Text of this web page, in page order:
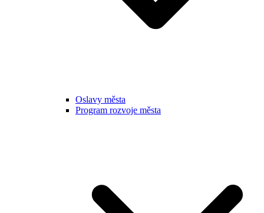
Oslavy města
Program rozvoje města